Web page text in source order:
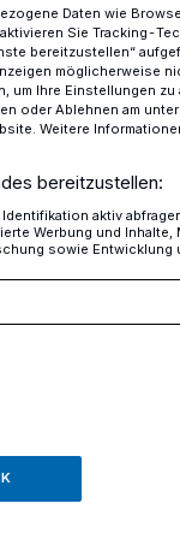
und
Daten wie
Sie Tracking-
bereitzustellen“
möglicherweise
um Ihre Einstellungen zu
oder Ablehnen am
Weitere
bereitzustellen:
aktiv
Werbung und Inhalte,
sowie Entwicklung